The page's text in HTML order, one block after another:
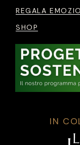
REGALA
SHOP
IN